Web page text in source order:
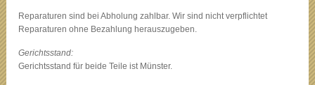
Reparaturen sind bei Abholung zahlbar. Wir sind nicht verpflichtet
Reparaturen ohne Bezahlung herauszugeben.
Gerichtsstand:
Gerichtsstand für beide Teile ist Münster.